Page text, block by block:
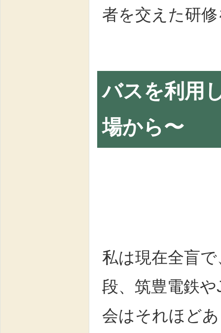
者を交えた研
バスを利用
場から〜
私は現在全盲
段、筑豊電鉄
会はそれほど